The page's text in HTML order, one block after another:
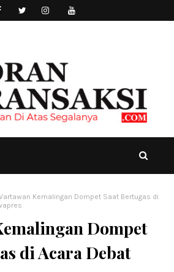
Kemalingan Dompet Saat Bertugas di
Dompet
di Acara Debat